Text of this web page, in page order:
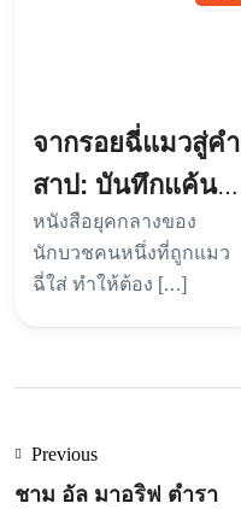
จากรอยฉี่แมวสู่คำ
สาป: บันทึกแค้น
นักบวชยุคกลาง
หนังสือยุคกลางของ
นักบวชคนหนึ่งที่ถูกแมว
ฉี่ใส่ ทำให้ต้อง […]
Previous
ชาม อัล มาอริฟ ตำรา